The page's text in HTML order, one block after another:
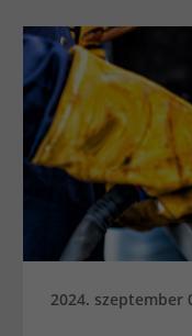
2024. szeptember